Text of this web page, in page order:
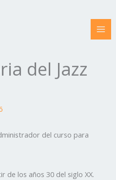
del Jazz
del curso para
de los años 30 del siglo XX.